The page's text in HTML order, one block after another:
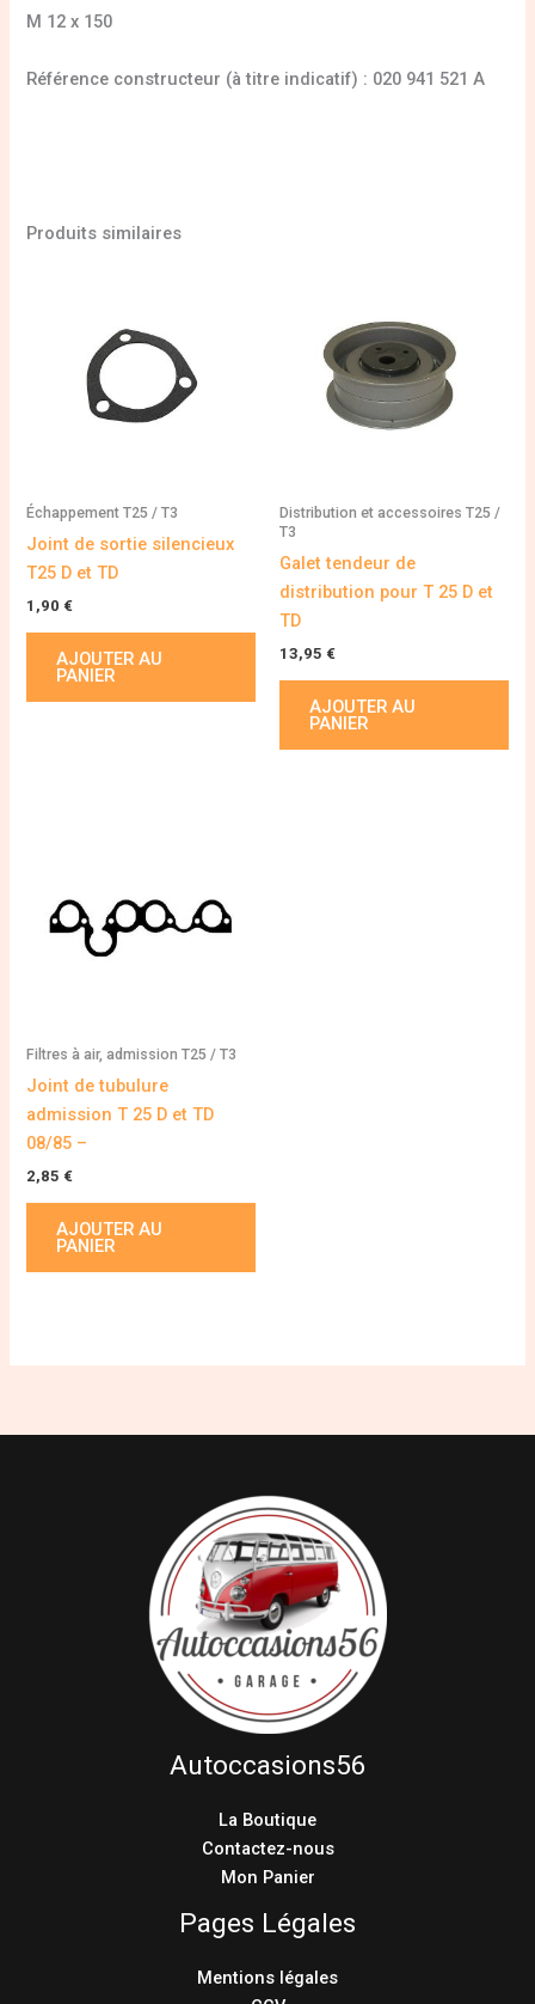
M 12 x 150
Référence constructeur (à titre indicatif) : 020 941 521 A
Produits similaires
Échappement T25 / T3
Joint de sortie silencieux
T25 D et TD
1,90 €
AJOUTER AU
PANIER
Distribution et accessoires T25 /
T3
Galet tendeur de
distribution pour T 25 D et
TD
13,95 €
AJOUTER AU
PANIER
Filtres à air, admission T25 / T3
Joint de tubulure
admission T 25 D et TD
08/85 –
2,85 €
AJOUTER AU
PANIER
Autoccasions56
La Boutique
Contactez-nous
Mon Panier
Pages Légales
Mentions légales